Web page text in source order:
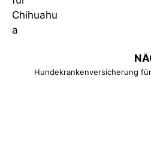
Hundekrankenversicherung